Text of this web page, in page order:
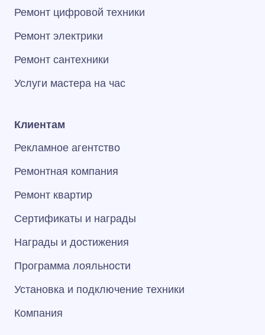
Ремонт цифровой техники
Ремонт электрики
Ремонт сантехники
Услуги мастера на час
Клиентам
Рекламное агентство
Ремонтная компания
Ремонт квартир
Сертификаты и награды
Награды и достижения
Программа лояльности
Установка и подключение техники
Компания